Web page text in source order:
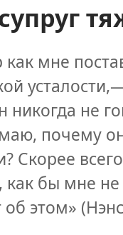
как мне
никогда не
почему
Скорее
как бы мне
об этом»